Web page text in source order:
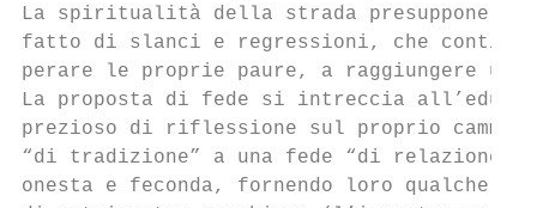
La spiritualità della strada presuppone
fatto di slanci e regressioni, che
perare le proprie paure, a raggiungere
La proposta di fede si intreccia
prezioso di riflessione sul proprio
“di tradizione” a una fede “di
onesta e feconda, fornendo loro qualche